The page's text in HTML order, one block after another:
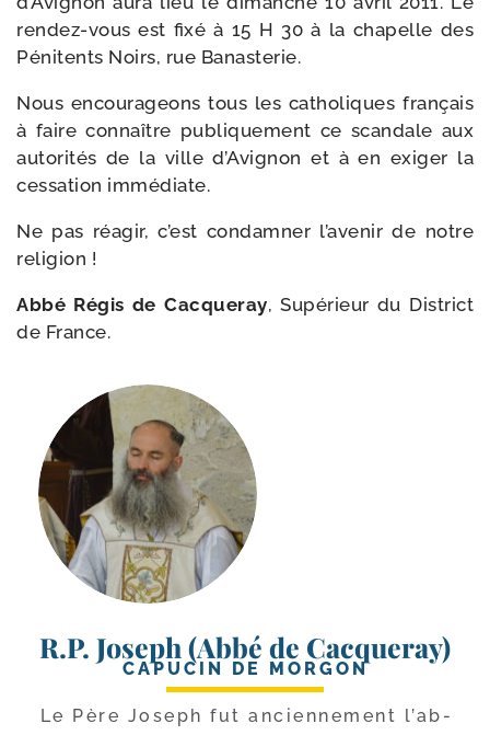
rendez-​vous est fixé à 15 H 30 à la cha­pelle des
Pénitents Noirs, rue Banasterie.
Nous encou­ra­geons tous les catho­liques fran­çais
à faire connaître publi­que­ment ce scan­dale aux
auto­ri­tés de la ville d’Avignon et à en exi­ger la
ces­sa­tion immédiate.
Ne pas réagir, c’est condam­ner l’avenir de notre
religion !
Abbé Régis de Cacqueray, Supérieur du District
de France.
R.P. Joseph (Abbé de Cacqueray)
CAPUCIN DE MORGON
Le Père Joseph fut ancien­ne­ment l’ab­